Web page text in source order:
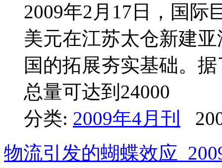
2009年2月17日，国际
美元在江苏太仓新建
国的拓展夯实基础。
总量可达到24000
分类: 2009年4月刊
物流引发的蝴蝶效应